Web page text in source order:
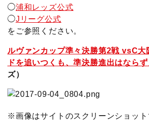
o
k
◯浦和レッズ公式
◯Jリーグ公式
をご参照ください。
ルヴァンカップ準々決勝第2戦 vsC大
ドを追いつくも、準決勝進出はならず
ズ）
※画像はサイトのスクリーンショット